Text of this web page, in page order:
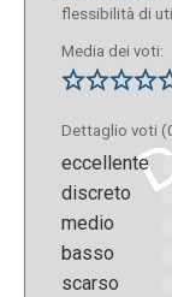
flessibilità di
Media dei voti:
Dettaglio voti
eccellente
discreto
medio
basso
scarso